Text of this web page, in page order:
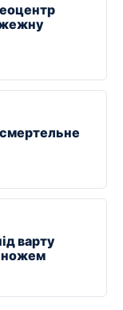
смертельне
варту
ножем